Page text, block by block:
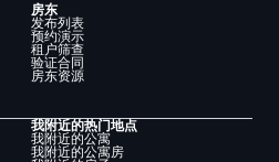
房东
发布列表
预约演示
租户筛查
验证合同
房东资源
我附近的热门地点
我附近的公寓
我附近的公寓房